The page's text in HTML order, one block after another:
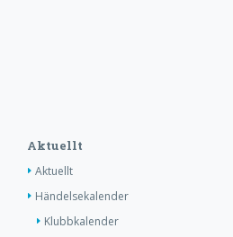
Aktuellt
Aktuellt
Händelsekalender
Klubbkalender